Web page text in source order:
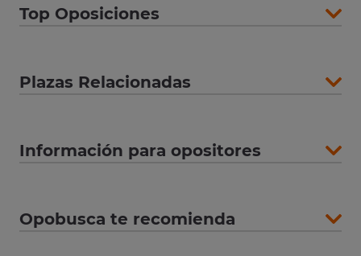
Top Oposiciones
Plazas Relacionadas
Información para opositores
Opobusca te recomienda